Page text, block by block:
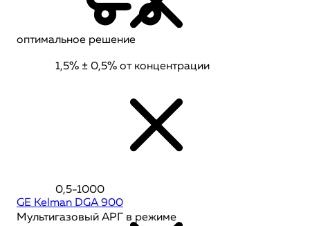
оптимальное решение
GE Kelman DGA 900
Мультигазовый АРГ в режиме
1,5% ± 0,5% от концентрации
0,5-1000